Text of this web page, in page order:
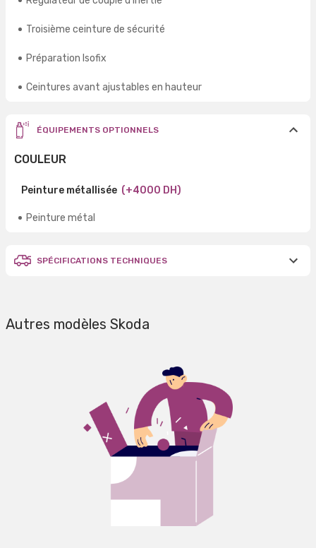
Troisième ceinture de sécurité
Préparation Isofix
Ceintures avant ajustables en hauteur
ÉQUIPEMENTS OPTIONNELS
COULEUR
Peinture métallisée (+4000 DH)
Peinture métal
SPÉCIFICATIONS TECHNIQUES
Autres modèles Skoda